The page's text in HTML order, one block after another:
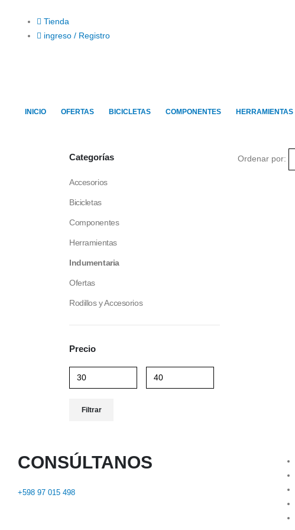
Tienda
ingreso / Registro
INICIO OFERTAS BICICLETAS COMPONENTES HERRAMIENTAS
Ordenar por:
Categorías
Accesorios
Bicicletas
Componentes
Herramientas
Indumentaria
Ofertas
Rodillos y Accesorios
Precio
Filtrar
CONSÚLTANOS
+598 97 015 498